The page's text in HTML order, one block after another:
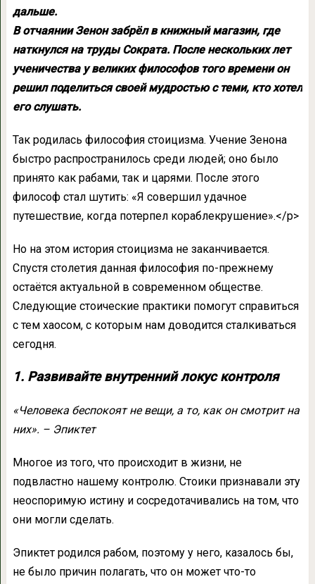
дальше.
В отчаянии Зенон забрёл в книжный магазин, где
наткнулся на труды Сократа. После нескольких лет
ученичества у великих философов того времени он
решил поделиться своей мудростью с теми, кто хотел
его слушать.
Так родилась философия стоицизма. Учение Зенона
быстро распространилось среди людей; оно было
принято как рабами, так и царями. После этого
философ стал шутить: «Я совершил удачное
путешествие, когда потерпел кораблекрушение».</p>
Но на этом история стоицизма не заканчивается.
Спустя столетия данная философия по-прежнему
остаётся актуальной в современном обществе.
Следующие стоические практики помогут справиться
с тем хаосом, с которым нам доводится сталкиваться
сегодня.
1. Развивайте внутренний локус контроля
«Человека беспокоят не вещи, а то, как он смотрит на
них». – Эпиктет
Многое из того, что происходит в жизни, не
подвластно нашему контролю. Стоики признавали эту
неоспоримую истину и сосредотачивались на том, что
они могли сделать.
Эпиктет родился рабом, поэтому у него, казалось бы,
не было причин полагать, что он может что-то